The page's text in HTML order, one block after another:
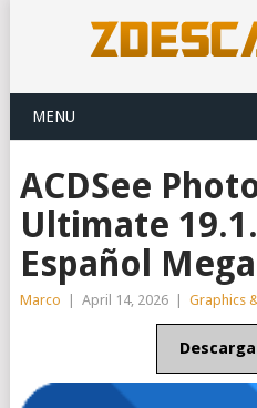
MENU
ACDSee
Ultimate
Español
Marco April 14, 2026 Graphics